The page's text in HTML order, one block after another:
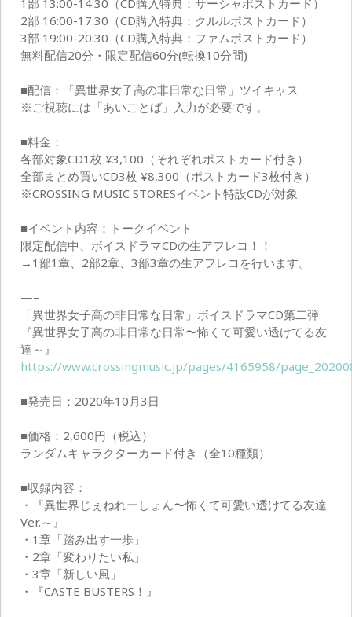
1部 13:00-14:30（CD購入特典：サーシャポストカード）
2部 16:00-17:30（CD購入特典：クルルポストカード）
3部 19:00-20:30（CD購入特典：ファムポストカード）
無料配信20分・限定配信60分(転換10分間)
■配信：「異世界女子高の非日常な日常」ツイキャス
※ご視聴には「あいことば」入力が必要です。
■料金：
各部対象CD1枚 ¥3,100（それぞれポストカード付き）
全部まとめ買いCD3枚 ¥8,300（ポストカード3枚付き）
※CROSSING MUSIC STORESイベント特設CDが対象
■イベント内容：トークイベント
限定配信中、ボイスドラマCDの生アフレコ！！
→1部1章、2部2章、3部3章の生アフレコを行います。
—–
「異世界女子高の非日常な日常」ボイスドラマCD第二弾
『異世界女子高の非日常な日常〜怖くて可愛い透けてる友
達～』
https://www.crossingmusic.jp/pages/4165958/
■発売日：2020年10月3日
■価格：2,600円（税込）
ランダムキャラクターカード付き（全10種類）
■収録内容：
・『異世界じぇねれーしょん〜怖くて可愛い透けてる友達
Ver.～』
・1章「踏み出す一歩」
・2章「変わりたい私」
・3章「新しい風」
・『CASTE BUSTERS！』